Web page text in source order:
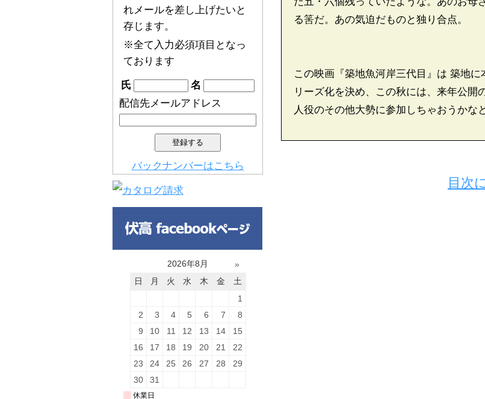
る筈だ。あの気迫だものと独り合点。
この映画『築地魚河岸三代目』は 築地
リーズ化を決め、この秋には、来年公
人役のその他大勢に参加しちゃおうかな
目次
れメールを差し上げたいと
存じます。
※全て入力必須項目となっ
ております
氏
名
配信先メールアドレス
バックナンバーはこちら